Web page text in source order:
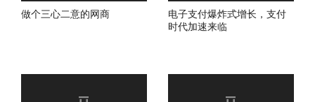
做个三心二意的网商
电子支付爆炸式增长，支付
时代加速来临